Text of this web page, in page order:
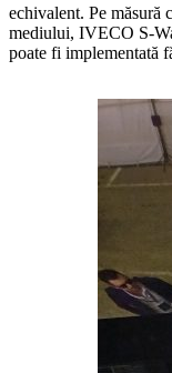
echivalent. Pe măsură
mediului, IVECO S-
poate fi implementată